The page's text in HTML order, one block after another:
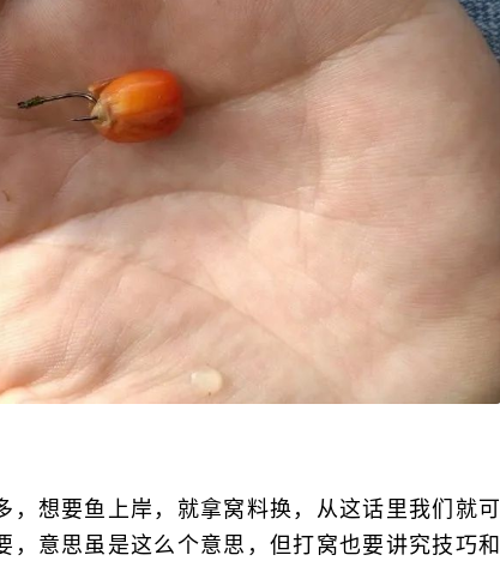
，想要鱼上岸，就拿窝料换，从这话里我们就可
，意思虽是这么个意思，但打窝也要讲究技巧和